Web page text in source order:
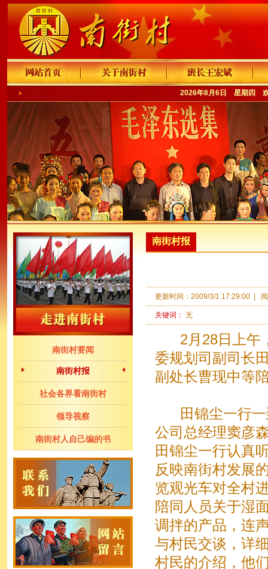
2026年8月6日 星期四
南街村要闻
南街村报
社会各界看南街村
领导视察
南街村人自己编的书
南街村报
更新时间： 2009/3/1 17:29:00
关键词： 无
2月28日上午，
委规划司副司长
副处长曹现中等
田锦尘一行
公司总经理窦彦
田锦尘一行认真
反映南街村发展
览观光车对全村
陪同人员关于湿
调拌的产品，连
与村民交谈，详
村民的介绍，他